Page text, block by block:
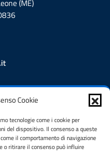
Cookie
tecnologie come i cookie per
del dispositivo. Il consenso a queste
il comportamento di navigazione
o ritirare il consenso può influire
(ME)